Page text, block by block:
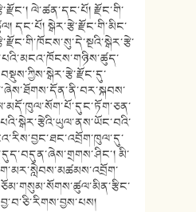
ལེ་ཚན་དང་པོ། རྫོང་གི་
དང་པོ། སྒེར་རྩེ་རྫོང་གི་མིང་
མི་